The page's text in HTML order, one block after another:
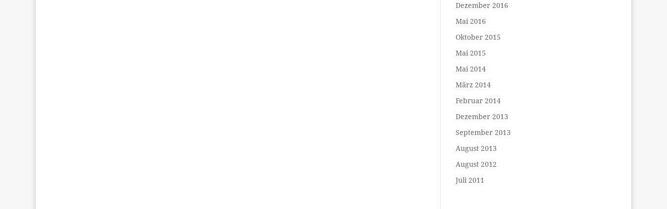
Dezember 2016
Mai 2016
Oktober 2015
Mai 2015
Mai 2014
März 2014
Februar 2014
Dezember 2013
September 2013
August 2013
August 2012
Juli 2011